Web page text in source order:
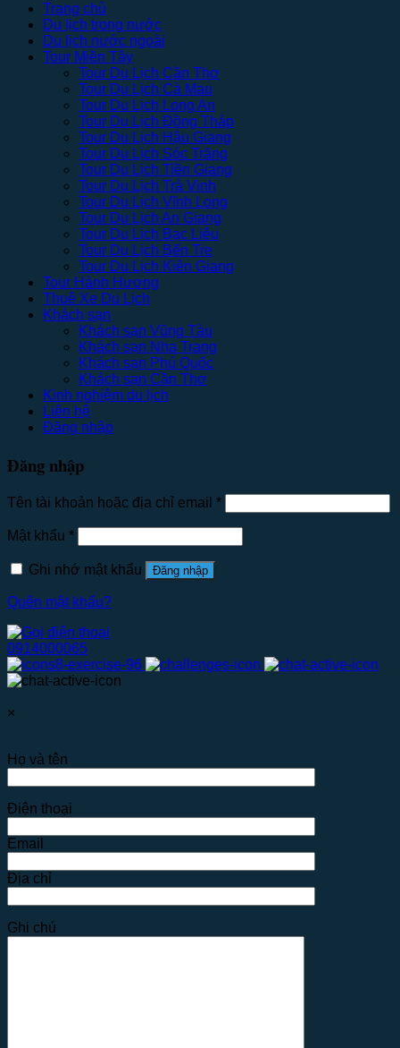
Trang chủ
Du lịch trong nước
Du lịch nước ngoài
Tour Miền Tây
Tour Du Lịch Cần Thơ
Tour Du Lịch Cà Mau
Tour Du Lịch Long An
Tour Du Lịch Đồng Tháp
Tour Du Lịch Hậu Giang
Tour Du Lịch Sóc Trăng
Tour Du Lịch Tiền Giang
Tour Du Lịch Trà Vinh
Tour Du Lịch Vĩnh Long
Tour Du Lịch An Giang
Tour Du Lịch Bạc Liêu
Tour Du Lịch Bến Tre
Tour Du Lịch Kiên Giang
Tour Hành Hương
Thuê Xe Du Lịch
Khách sạn
Khách sạn Vũng Tàu
Khách sạn Nha Trang
Khách sạn Phú Quốc
Khách sạn Cần Thơ
Kinh nghiệm du lịch
Liên hệ
Đăng nhập
Đăng nhập
Tên tài khoản hoặc địa chỉ email *
Mật khẩu *
Ghi nhớ mật khẩu Đăng nhập
Quên mật khẩu?
0914000065
×
Họ và tên
Điện thoại
Email
Địa chỉ
Ghi chú